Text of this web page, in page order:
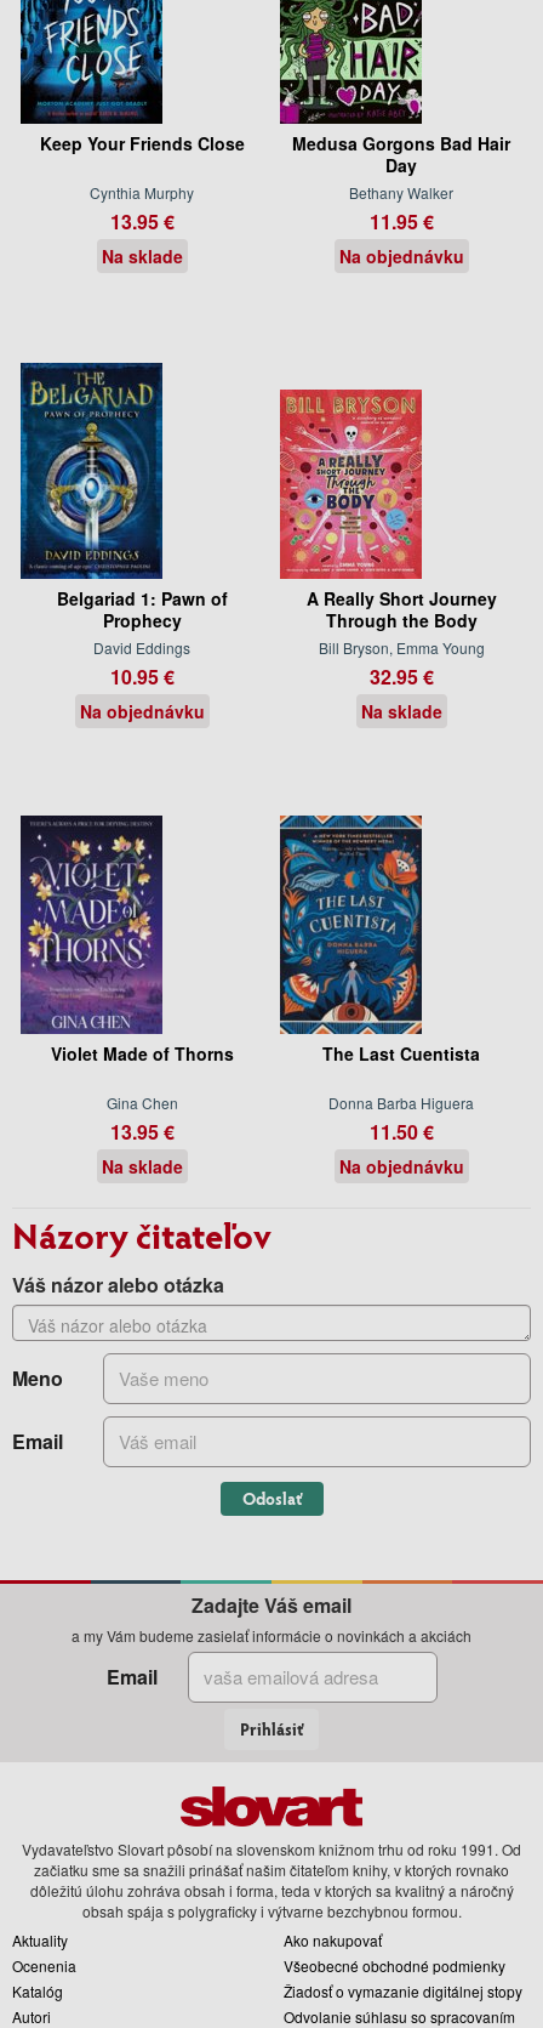
Keep Your Friends Close
Cynthia Murphy
13.95 €
Na sklade
Medusa Gorgons Bad Hair
Day
Bethany Walker
11.95 €
Na objednávku
Belgariad 1: Pawn of
Prophecy
David Eddings
10.95 €
Na objednávku
A Really Short Journey
Through the Body
Bill Bryson, Emma Young
32.95 €
Na sklade
Violet Made of Thorns
Gina Chen
13.95 €
Na sklade
The Last Cuentista
Donna Barba Higuera
11.50 €
Na objednávku
Názory čitateľov
Váš názor alebo otázka
Meno
Email
Odoslať
Zadajte Váš email
a my Vám budeme zasielať informácie o novinkách a akciách
Email
Prihlásiť
Vydavateľstvo Slovart pôsobí na slovenskom knižnom trhu od roku 1991. Od
začiatku sme sa snažili prinášať našim čitateľom knihy, v ktorých rovnako
dôležitú úlohu zohráva obsah i forma, teda v ktorých sa kvalitný a náročný
obsah spája s polygraficky i výtvarne bezchybnou formou.
Aktuality
Ocenenia
Katalóg
Autori
Ako nakupovať
Všeobecné obchodné podmienky
Žiadosť o vymazanie digitálnej stopy
Odvolanie súhlasu so spracovaním